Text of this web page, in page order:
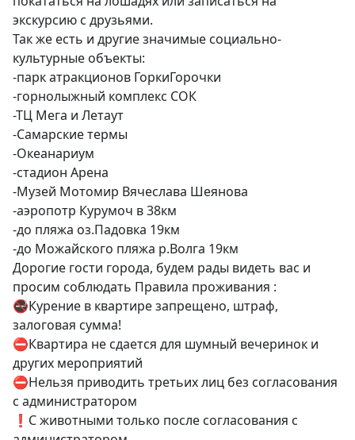
экскурсию с друзьями.
Так же есть и другие значимые социально-
культурные объекты:
-парк атракционов ГоркиГорочки
-горнолыжный комплекс СОК
-ТЦ Мега и Летаут
-Самарские термы
-Океанариум
-стадион Арена
-Музей Мотомир Вячеслава Шеянова
-аэропотр Курумоч в 38км
-до пляжа оз.Падовка 19км
-до Можайского пляжа р.Волга 19км
Дорогие гости города, будем рады видеть вас и
просим соблюдать Правила проживания :
🚭Курение в квартире запрещено, штраф,
залоговая сумма!
⛔Квартира не сдается для шумный вечеринок и
других мероприятий
⛔Нельзя приводить третьих лиц без согласования
с администратором
❗С животными только после согласования с